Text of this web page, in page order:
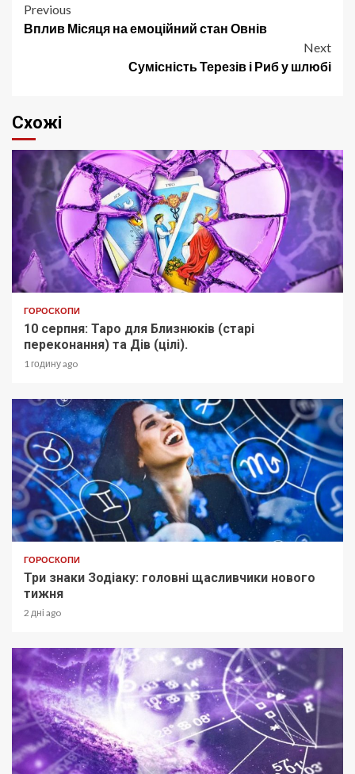
Post
Previous
Вплив Місяця на емоційний стан Овнів
Next
Сумісність Терезів і Риб у шлюбі
Схожі
ГОРОСКОПИ
10 серпня: Таро для Близнюків (старі
переконання) та Дів (цілі).
1 годину ago
ГОРОСКОПИ
Три знаки Зодіаку: головні щасливчики нового
тижня
2 дні ago